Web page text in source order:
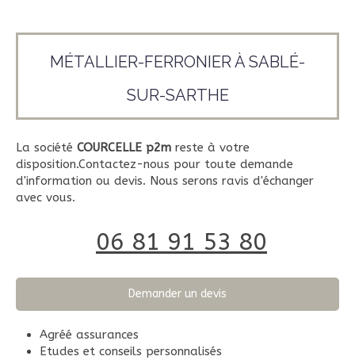
MÉTALLIER-FERRONIER À SABLÉ-
SUR-SARTHE
La société COURCELLE p2m reste à votre
disposition.Contactez-nous pour toute demande
d'information ou devis. Nous serons ravis d'échanger
avec vous.
06 81 91 53 80
Demander un devis
Agréé assurances
Etudes et conseils personnalisés